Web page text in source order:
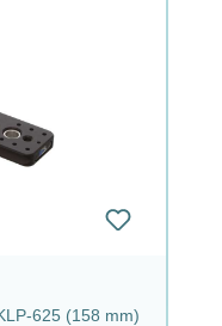
625 (158 mm)